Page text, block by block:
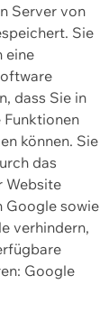
Server von
Sie
eine
dass Sie in
Funktionen
können. Sie
das
Website
Google sowie
verhindern,
Google